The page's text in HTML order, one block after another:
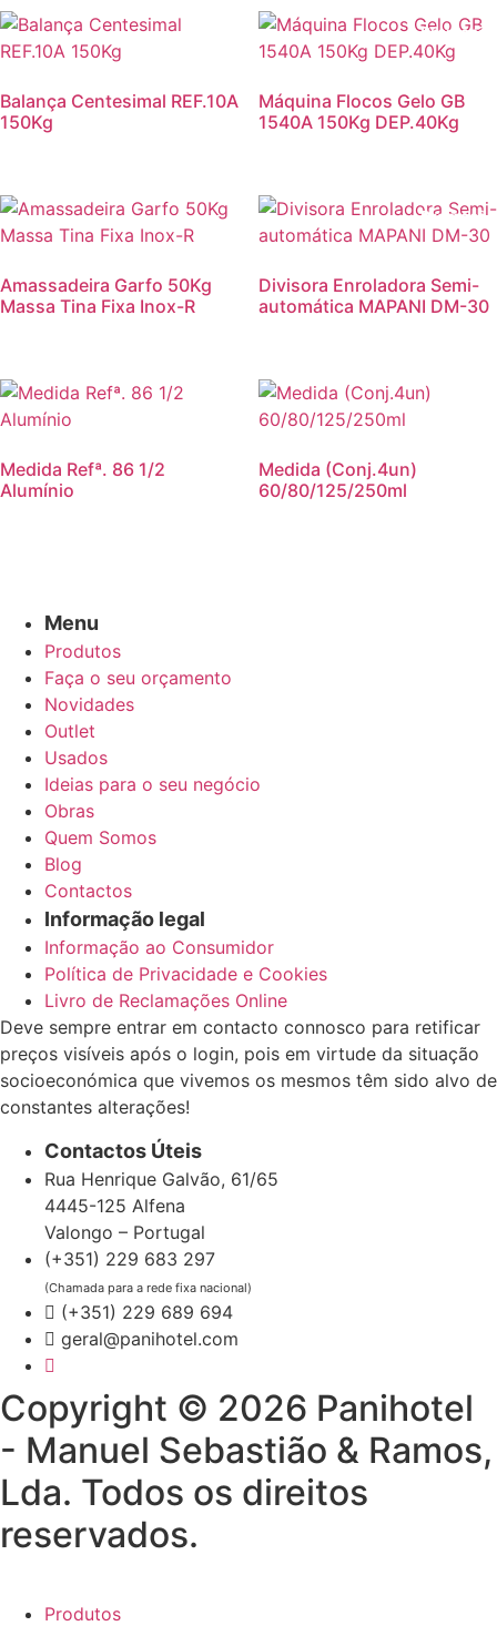
Balança Centesimal REF.10A
150Kg
Máquina Flocos Gelo GB
1540A 150Kg DEP.40Kg
Amassadeira Garfo 50Kg
Massa Tina Fixa Inox-R
Divisora Enroladora Semi-
automática MAPANI DM-30
Medida Refª. 86 1/2
Alumínio
Medida (Conj.4un)
60/80/125/250ml
Menu
Produtos
Faça o seu orçamento
Novidades
Outlet
Usados
Ideias para o seu negócio
Obras
Quem Somos
Blog
Contactos
Informação legal
Informação ao Consumidor
Política de Privacidade e Cookies
Livro de Reclamações Online
Deve sempre entrar em contacto connosco para retificar
preços visíveis após o login, pois em virtude da situação
socioeconómica que vivemos os mesmos têm sido alvo de
constantes alterações!
Contactos Úteis
Rua Henrique Galvão, 61/65
4445-125 Alfena
Valongo – Portugal
(+351) 229 683 297
(Chamada para a rede fixa nacional)
(+351) 229 689 694
geral@panihotel.com
Copyright © 2026 Panihotel
- Manuel Sebastião & Ramos,
Lda. Todos os direitos
reservados.
Produtos